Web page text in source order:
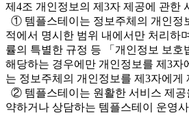
제4조 개인정보의 제3자 제공에 관한
① 템플스테이는 정보주체의 개인정
적에서 명시한 범위 내에서만 처리하
률의 특별한 규정 등 「개인정보 보호
해당하는 경우에만 개인정보를 제3자
는 정보주체의 개인정보를 제3자에게
② 템플스테이는 원활한 서비스 제공
약하거나 상담하는 템플스테이 운영